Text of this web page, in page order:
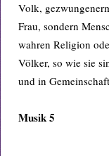
Volk,
Frau, sondern
wahren Religion
Völker, so wie sie
und in
Musik 5